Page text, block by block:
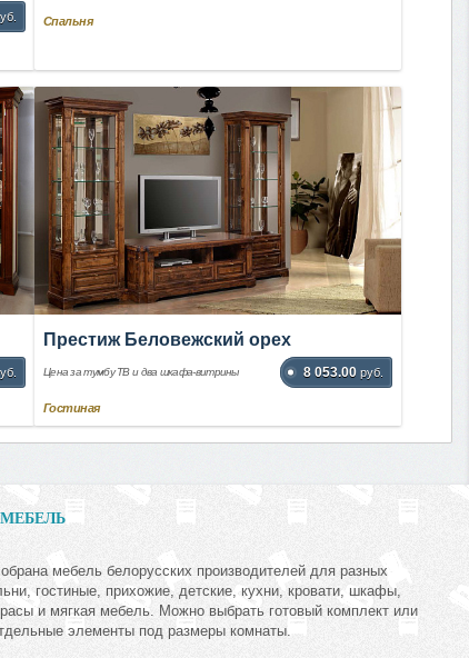
Спальня
Престиж Беловежский орех
Цена за тумбу ТВ и два шкафа-витрины 8 053.00 руб.
Гостиная
МЕБЕЛЬ
мебель белорусских производителей для разных
гостиные, прихожие, детские, кухни, кровати, шкафы,
и мягкая мебель. Можно выбрать готовый комплект или
элементы под размеры комнаты.